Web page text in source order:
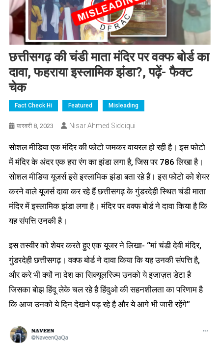
छत्तीसगढ़ की चंडी माता मंदिर पर वक्फ बोर्ड का
दावा, फहराया इस्लामिक झंडा?, पढ़ें- फैक्ट
चेक
Fact Check Hi Featured Misleading
फ़रवरी 8, 2023 Nisar Ahmed Siddiqui
सोशल मीडिया एक मंदिर की फोटो जमकर वायरल हो रही है। इस फोटो
में मंदिर के अंदर एक हरा रंग का झंडा लगा है, जिस पर 786 लिखा है।
सोशल मीडिया यूजर्स इसे इस्लामिक झंडा बता रहे हैं। इस फोटो को शेयर
करने वाले यूजर्स दावा कर रहे हैं छत्तीसगढ़ के गुंडरदेही स्थित चंडी माता
मंदिर में इस्लामिक झंडा लगा है। मंदिर पर वक्फ बोर्ड ने दावा किया है कि
यह संपत्ति उनकी है।
इस तस्वीर को शेयर करते हुए एक यूजर ने लिखा- “मां चंडी देवी मंदिर,
गुंडरदेही छत्तीसगढ़। वक्फ बोर्ड ने दावा किया कि यह उनकी संपत्ति है,
और करे भी क्यों ना देश का सिक्यूलरिज्म उनको ये इजाज़त डेटा है
जिसका बोझ हिंदू लेके चल रहे है हिंदुओ की सहनशीलता का परिणाम है
कि आज उनको ये दिन देखने पड़ रहे है और ये आगे भी जारी रहेंगे”